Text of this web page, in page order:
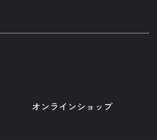
オンラインショップ